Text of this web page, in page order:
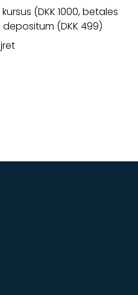
(DKK 1000,betales
depositum (DKK 499)